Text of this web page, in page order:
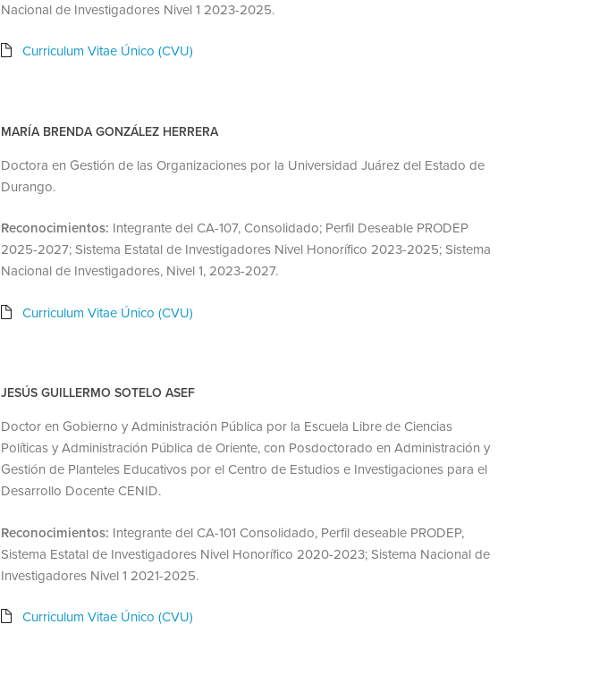
Nacional de Investigadores Nivel 1 2023-2025.
Curriculum Vitae Único (CVU)
MARÍA BRENDA GONZÁLEZ HERRERA
Doctora en Gestión de las Organizaciones por la Universidad Juárez del Estado de
Durango.
Reconocimientos: Integrante del CA-107, Consolidado; Perfil Deseable PRODEP
2025-2027; Sistema Estatal de Investigadores Nivel Honorífico 2023-2025; Sistema
Nacional de Investigadores, Nivel 1, 2023-2027.
Curriculum Vitae Único (CVU)
JESÚS GUILLERMO SOTELO ASEF
Doctor en Gobierno y Administración Pública por la Escuela Libre de Ciencias
Políticas y Administración Pública de Oriente, con Posdoctorado en Administración y
Gestión de Planteles Educativos por el Centro de Estudios e Investigaciones para el
Desarrollo Docente CENID.
Reconocimientos: Integrante del CA-101 Consolidado, Perfil deseable PRODEP,
Sistema Estatal de Investigadores Nivel Honorífico 2020-2023; Sistema Nacional de
Investigadores Nivel 1 2021-2025.
Curriculum Vitae Único (CVU)